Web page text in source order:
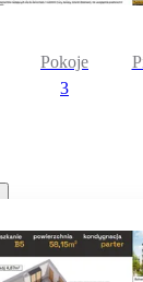
Pokoje
3